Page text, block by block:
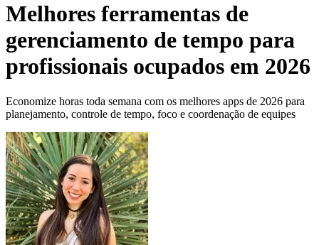
Melhores ferramentas de
gerenciamento de tempo para
profissionais ocupados em 2026
Economize horas toda semana com os melhores apps de 2026 para
planejamento, controle de tempo, foco e coordenação de equipes